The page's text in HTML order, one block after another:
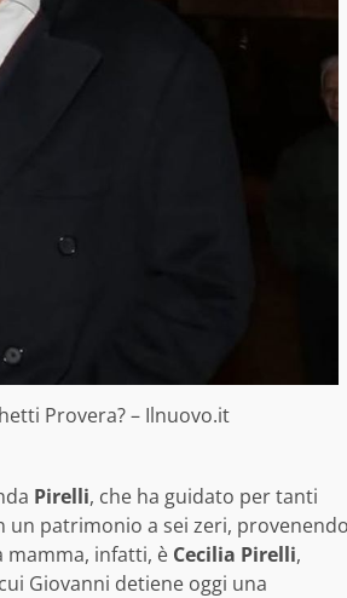
Provera? – Ilnuovo.it
Pirelli, che ha guidato per tanti
un patrimonio a sei zeri,
mamma, infatti, è Cecilia Pirelli,
Giovanni detiene oggi una